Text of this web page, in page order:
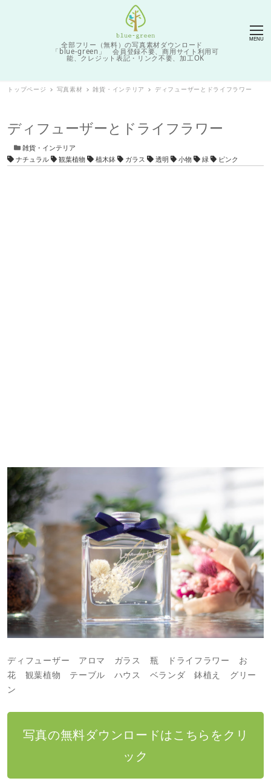
全部フリー（無料）の写真素材ダウンロード
「blue-green」 会員登録不要、商用サイト利用可
能、クレジット表記・リンク不要、加工OK
MENU
トップページ 写真素材 雑貨・インテリア ディフューザーとドライフラワー
ディフューザーとドライフラワー
カテゴリー
雑貨・インテリア
タグナチュラル 観葉植物 植木鉢 ガラス 透明 小物 緑 ピンク
ディフューザー アロマ ガラス 瓶 ドライフラワー お
花 観葉植物 テーブル ハウス ベランダ 鉢植え グリー
ン
写真の無料ダウンロードはこちらをクリ
ック